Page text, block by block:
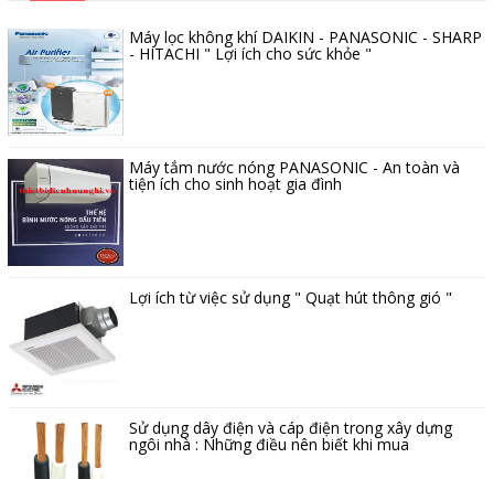
Máy lọc không khí DAIKIN - PANASONIC - SHARP
- HITACHI " Lợi ích cho sức khỏe "
Máy tắm nước nóng PANASONIC - An toàn và
tiện ích cho sinh hoạt gia đình
Lợi ích từ việc sử dụng " Quạt hút thông gió "
Sử dụng dây điện và cáp điện trong xây dựng
ngôi nhà : Những điều nên biết khi mua